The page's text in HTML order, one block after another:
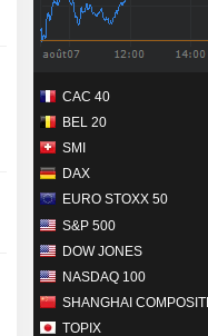
CAC 40
BEL 20
SMI
DAX
EURO STOXX 50
S&P 500
DOW JONES
NASDAQ 100
SHANGHAI
TOPIX